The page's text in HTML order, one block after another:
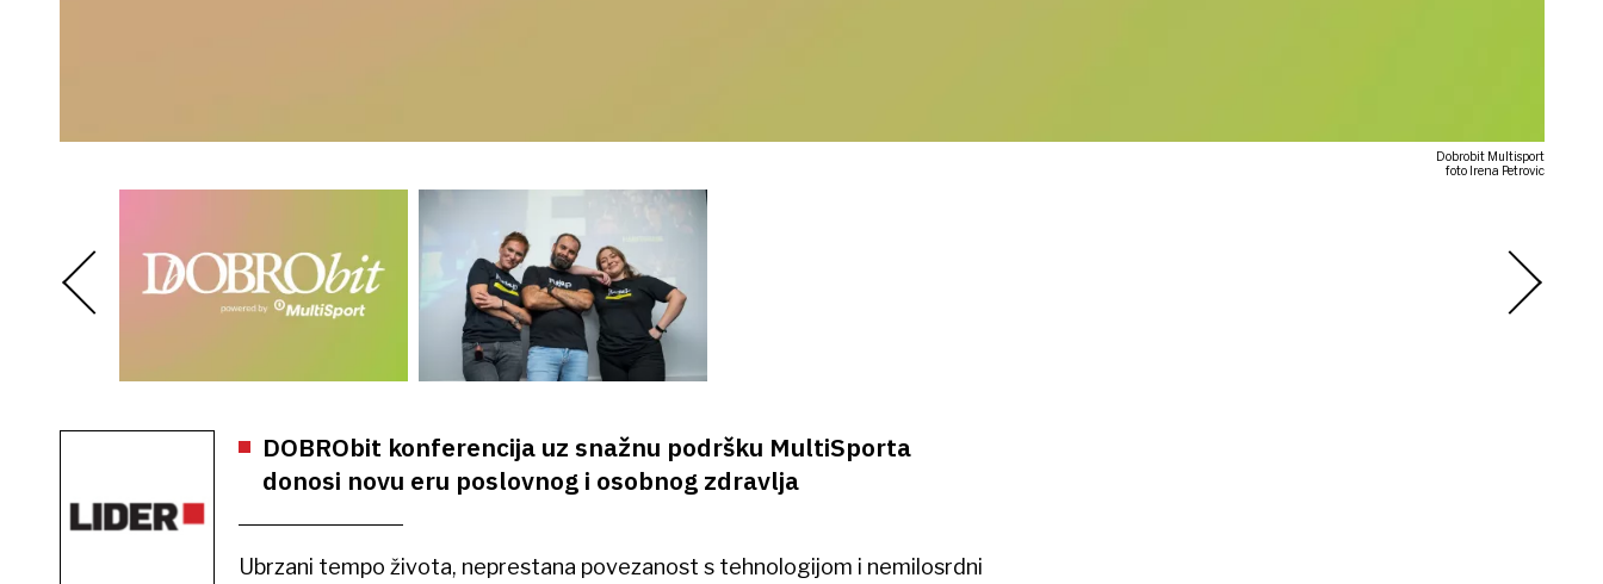
Dobrobit Multisport
foto Irena Petrovic
DOBRObit konferencija uz snažnu podršku MultiSporta
donosi novu eru poslovnog i osobnog zdravlja
Ubrzani tempo života, neprestana povezanost s tehnologijom i nemilosrdni